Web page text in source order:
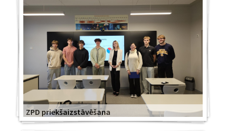
ZPD priekšaizstāvēšana